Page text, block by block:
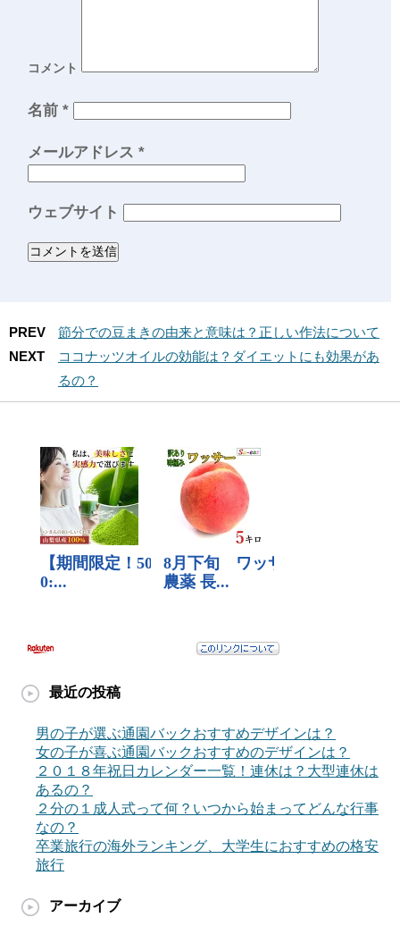
コメント
名前 *
メールアドレス *
ウェブサイト
PREV
節分での豆まきの由来と意味は？正しい作法について
NEXT
ココナッツオイルの効能は？ダイエットにも効果があ
るの？
最近の投稿
男の子が選ぶ通園バックおすすめデザインは？
女の子が喜ぶ通園バックおすすめのデザインは？
２０１８年祝日カレンダー一覧！連休は？大型連休は
あるの？
２分の１成人式って何？いつから始まってどんな行事
なの？
卒業旅行の海外ランキング、大学生におすすめの格安
旅行
アーカイブ